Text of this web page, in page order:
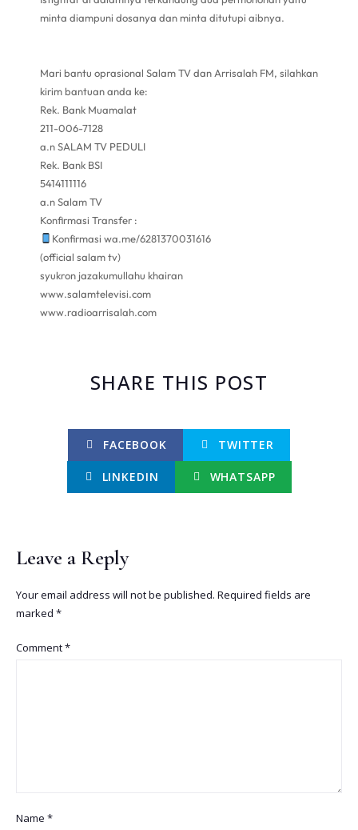
minta diampuni dosanya dan minta ditutupi aibnya.
Mari bantu oprasional Salam TV dan Arrisalah FM, silahkan
kirim bantuan anda ke:
Rek. Bank Muamalat
211-006-7128
a.n SALAM TV PEDULI
Rek. Bank BSI
5414111116
a.n Salam TV
Konfirmasi Transfer :
Konfirmasi wa.me/6281370031616
(official salam tv)
syukron jazakumullahu khairan
www.salamtelevisi.com
www.radioarrisalah.com
SHARE THIS POST
FACEBOOK TWITTER
LINKEDIN WHATSAPP
Leave a Reply
Your email address will not be published. Required fields are
marked *
Comment*
Name *